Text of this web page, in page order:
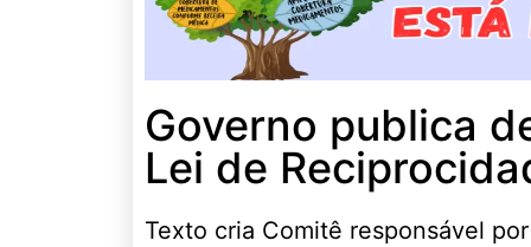
Governo publica
Lei de
Texto cria Comitê responsável